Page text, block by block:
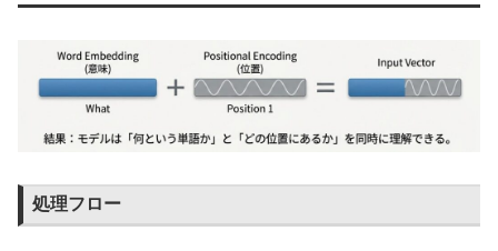
処理フロー